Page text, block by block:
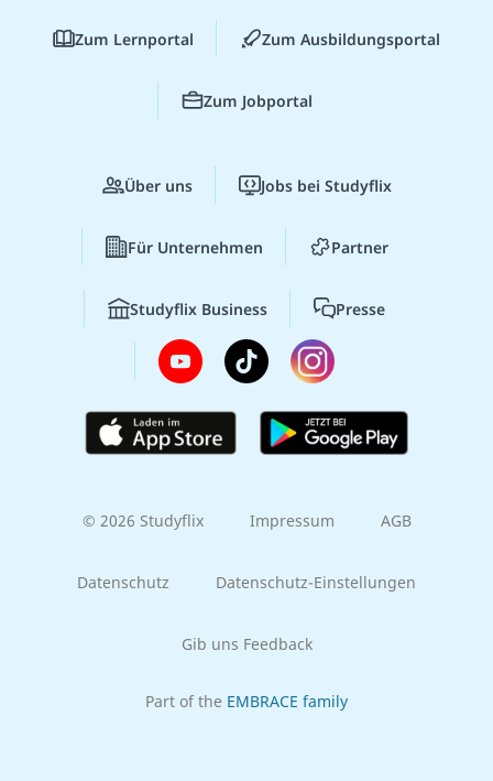
Zum Lernportal Zum Ausbildungsportal
Zum Jobportal
Über uns Jobs bei Studyflix
Für Unternehmen Partner
Studyflix Business Presse
© 2026 Studyflix Impressum AGB
Datenschutz Datenschutz-Einstellungen
Gib uns Feedback
Part of the EMBRACE family